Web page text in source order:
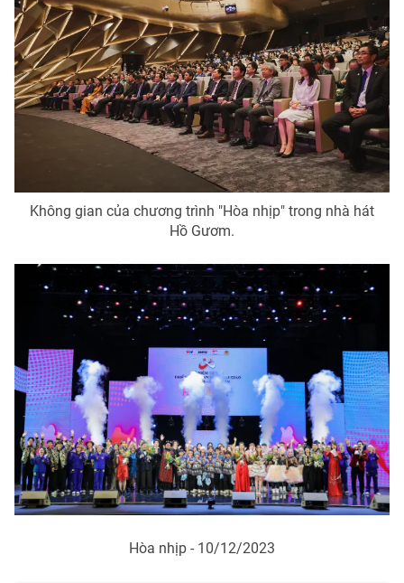
Không gian của chương trình "Hòa nhịp" trong nhà hát
Hồ Gươm.
Hòa nhịp - 10/12/2023